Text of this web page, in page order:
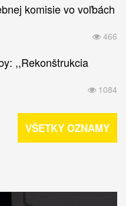
komisie vo voľbách
466
,,Rekonštrukcia
1084
VŠETKY OZNAMY